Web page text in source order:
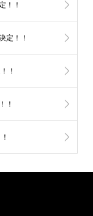
！！
定！！
！
！